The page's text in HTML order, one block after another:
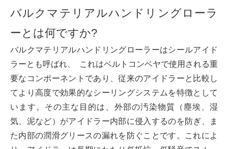
バルクマテリアルハンドリングローラ
ーとは何ですか?
バルクマテリアルハンドリングローラーはシールアイド
ラーとも呼ばれ、 これはベルトコンベヤで使用される重
要なコンポーネントであり、従来のアイドラーと比較し
てより高度で効果的なシーリングシステムを特徴として
います。その主な目的は、外部の汚染物質（塵埃、湿
気、泥など）がアイドラー内部に侵入するのを防ぎ、ま
た内部の潤滑グリースの漏れを防ぐことです。これによ